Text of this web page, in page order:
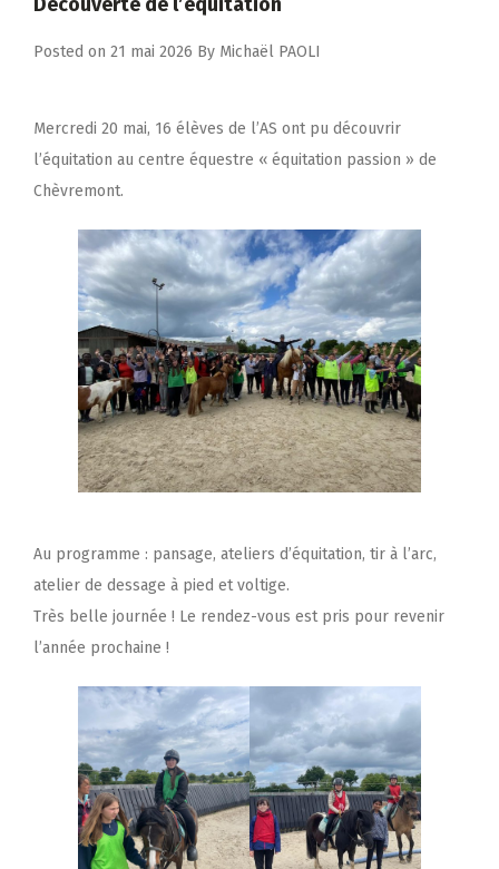
Posted on 21 mai 2026 By Michaël PAOLI
Mercredi 20 mai, 16 élèves de l’AS ont pu découvrir
l’équitation au centre équestre « équitation passion » de
Chèvremont.
Au programme : pansage, ateliers d’équitation, tir à l’arc,
atelier de dessage à pied et voltige.
Très belle journée ! Le rendez-vous est pris pour revenir
l’année prochaine !